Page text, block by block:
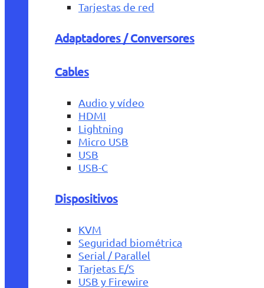
Tarjestas de red
Adaptadores / Conversores
Cables
Audio y vídeo
HDMI
Lightning
Micro USB
USB
USB-C
Dispositivos
KVM
Seguridad biométrica
Serial / Parallel
Tarjetas E/S
USB y Firewire